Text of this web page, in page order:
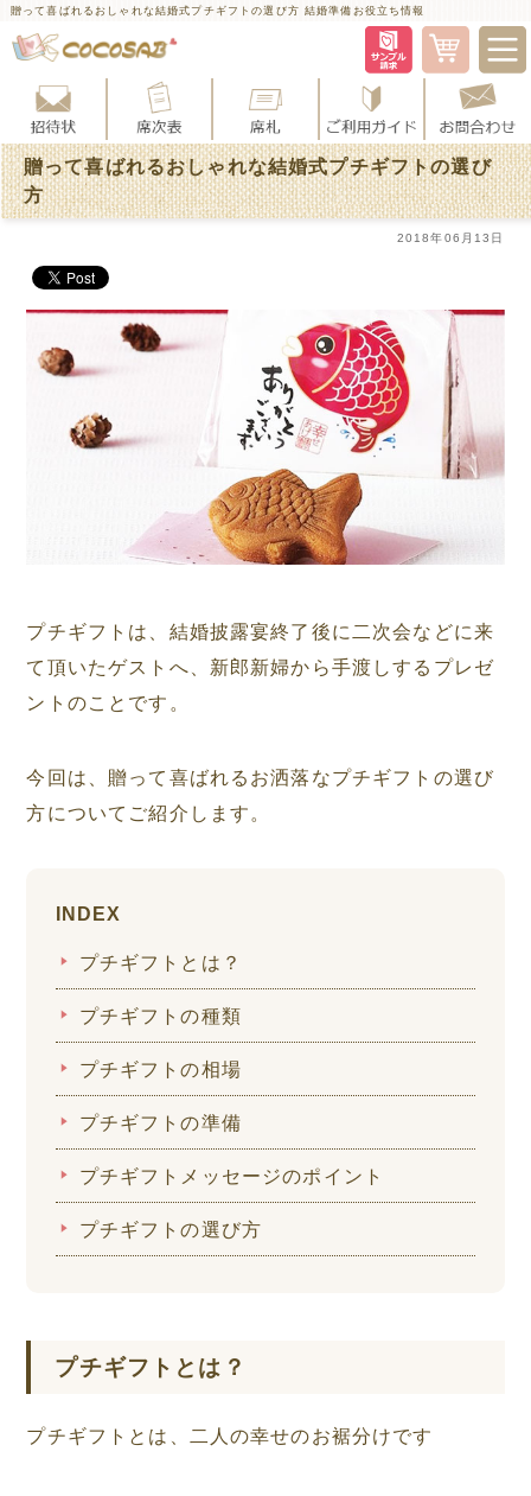
贈って喜ばれるおしゃれな結婚式プチギフトの選び方 結婚準備お役立ち情報
贈って喜ばれるおしゃれな結婚式プチギフトの選び
方
2018年06月13日
プチギフトは、結婚披露宴終了後に二次会などに来
て頂いたゲストへ、新郎新婦から手渡しするプレゼ
ントのことです。
今回は、贈って喜ばれるお洒落なプチギフトの選び
方についてご紹介します。
INDEX
プチギフトとは？
プチギフトの種類
プチギフトの相場
プチギフトの準備
プチギフトメッセージのポイント
プチギフトの選び方
プチギフトとは？
プチギフトとは、二人の幸せのお裾分けです